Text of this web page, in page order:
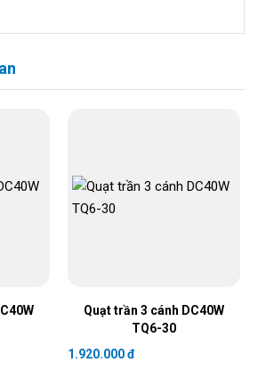
Quạt trần 3 cánh DC40W
TQ6-30
1.920.000 đ